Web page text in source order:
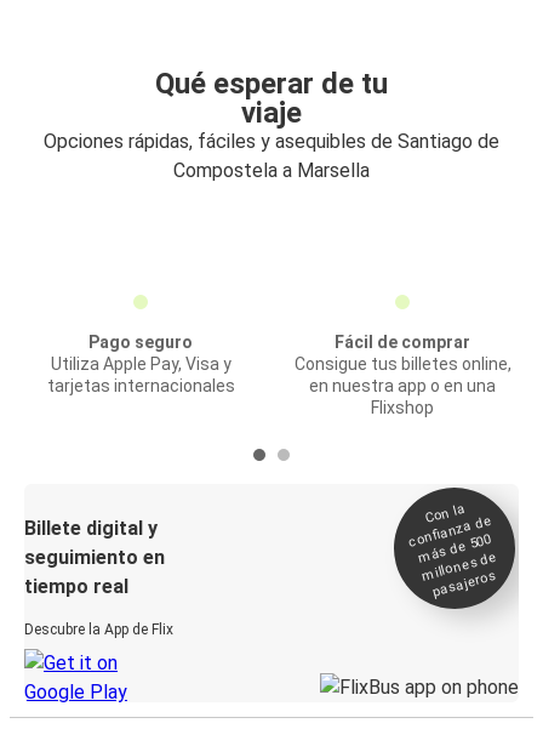
Qué esperar de tu
viaje
Opciones rápidas, fáciles y asequibles de Santiago de
Compostela a Marsella
Pago seguro
Utiliza Apple Pay, Visa y
tarjetas internacionales
Fácil de comprar
Consigue tus billetes online,
en nuestra app o en una
Flixshop
Billete digital y
seguimiento en
tiempo real
Descubre la App de Flix
Con la
confianza de
más de 500
millones de
pasajeros